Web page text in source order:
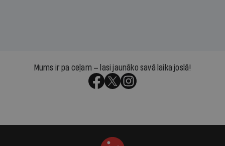
Mums ir pa ceļam — lasi jaunāko savā laika joslā!